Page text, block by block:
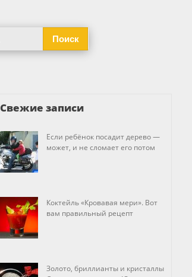
Свежие записи
Если ребёнок посадит дерево —
может, и не сломает его потом
Коктейль «Кровавая мери». Вот
вам правильный рецепт
Золото, бриллианты и кристаллы